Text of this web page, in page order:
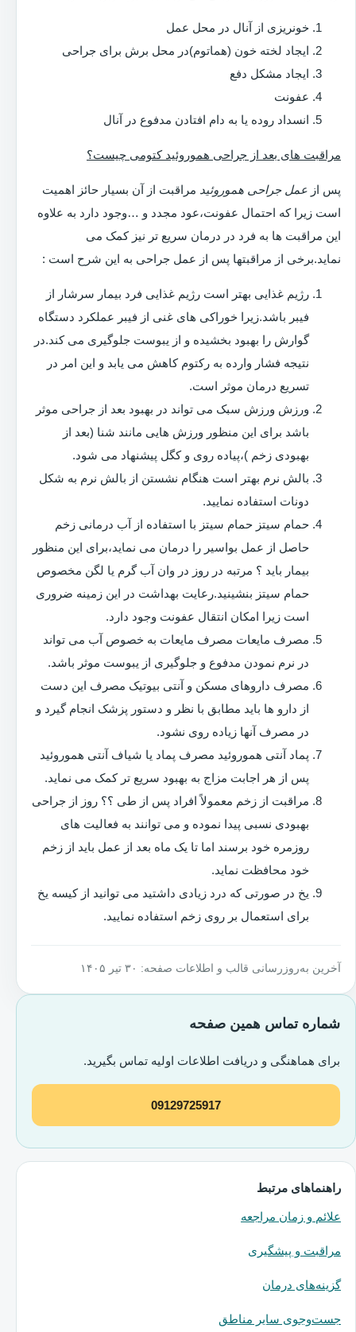
خونریزی از آنال در محل عمل
ایجاد لخته خون (هماتوم)در محل برش برای جراحی
ایجاد مشکل دفع
عفونت
انسداد روده یا به دام افتادن مدفوع در آنال
مراقبت های بعد از جراحی هموروئید کتومی چیست؟
پس از عمل جراحی هموروئید مراقبت از آن بسیار حائز اهمیت
است زیرا که احتمال عفونت،عود مجدد و …وجود دارد به علاوه
این مراقبت ها به فرد در درمان سریع تر نیز کمک می
نماید.برخی از مراقبتها پس از عمل جراحی به این شرح است :
رژیم غذایی بهتر است رژیم غذایی فرد بیمار سرشار از
فیبر باشد.زیرا خوراکی های غنی از فیبر عملکرد دستگاه
گوارش را بهبود بخشیده و از یبوست جلوگیری می کند.در
نتیجه فشار وارده به رکتوم کاهش می یابد و این امر در
تسریع درمان موثر است.
ورزش ورزش سبک می تواند در بهبود بعد از جراحی موثر
باشد برای این منظور ورزش هایی مانند شنا (بعد از
بهبودی زخم )،پیاده روی و کگل پیشنهاد می شود.
بالش نرم بهتر است هنگام نشستن از بالش نرم به شکل
دونات استفاده نمایید.
حمام سیتز حمام سیتز با استفاده از آب درمانی زخم
حاصل از عمل بواسیر را درمان می نماید،برای این منظور
بیمار باید ؟ مرتبه در روز در وان آب گرم یا لگن مخصوص
حمام سیتز بنشینید.رعایت بهداشت در این زمینه ضروری
است زیرا امکان انتقال عفونت وجود دارد.
مصرف مایعات مصرف مایعات به خصوص آب می تواند
در نرم نمودن مدفوع و جلوگیری از یبوست موثر باشد.
مصرف داروهای مسکن و آنتی بیوتیک مصرف این دست
از دارو ها باید مطابق با نظر و دستور پزشک انجام گیرد و
در مصرف آنها زیاده روی نشود.
پماد آنتی هموروئید مصرف پماد یا شیاف آنتی هموروئید
پس از هر اجابت مزاج به بهبود سریع تر کمک می نماید.
مراقبت از زخم معمولاً افراد پس از طی ؟؟ روز از جراحی
بهبودی نسبی پیدا نموده و می توانند به فعالیت های
روزمره خود برسند اما تا یک ماه بعد از عمل باید از زخم
خود محافظت نماید.
یخ در صورتی که درد زیادی داشتید می توانید از کیسه یخ
برای استعمال بر روی زخم استفاده نمایید.
آخرین به‌روزرسانی قالب و اطلاعات صفحه: ۳۰ تیر ۱۴۰۵
شماره تماس همین صفحه
برای هماهنگی و دریافت اطلاعات اولیه تماس بگیرید.
09129725917
راهنماهای مرتبط
علائم و زمان مراجعه
مراقبت و پیشگیری
گزینه‌های درمان
جست‌وجوی سایر مناطق